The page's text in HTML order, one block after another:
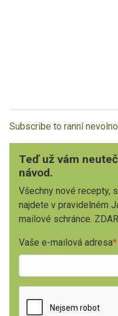
Subscribe to ranní
Teď už vám
návod.
Všechny nové recepty,
najdete v pravidelném
mailové schránce.
Vaše e-mailová adresa